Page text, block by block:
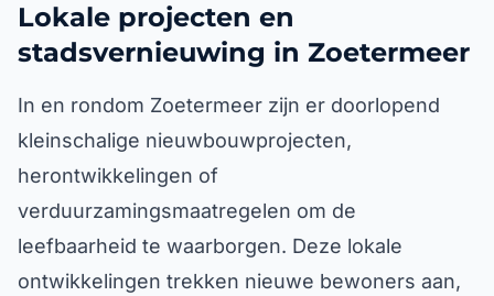
Lokale projecten en
stadsvernieuwing in Zoetermeer
In en rondom Zoetermeer zijn er doorlopend
kleinschalige nieuwbouwprojecten,
herontwikkelingen of
verduurzamingsmaatregelen om de
leefbaarheid te waarborgen. Deze lokale
ontwikkelingen trekken nieuwe bewoners aan,